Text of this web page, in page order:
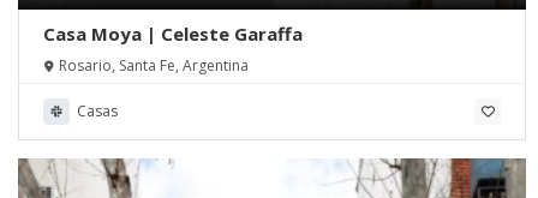
Casa Moya | Celeste Garaffa
Rosario, Santa Fe, Argentina
Casas